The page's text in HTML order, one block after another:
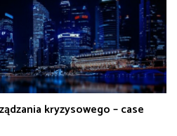
kryzysowego – case